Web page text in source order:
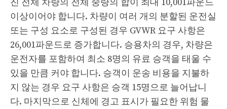
이상이어야 합니다. 차량이 여러 개의 분할된 운전실
또는 구성 요소로 구성된 경우 GVWR 요구 사항은
26,001파운드로 증가합니다. 승용차의 경우, 차량은
운전자를 포함하여 최소 8명의 유료 승객을 태울 수
있을 만큼 커야 합니다. 승객이 운송 비용을 지불하
지 않는 경우 요구 사항은 승객 15명으로 늘어납니
다. 마지막으로 신체에 경고 표시가 필요한 위험 물